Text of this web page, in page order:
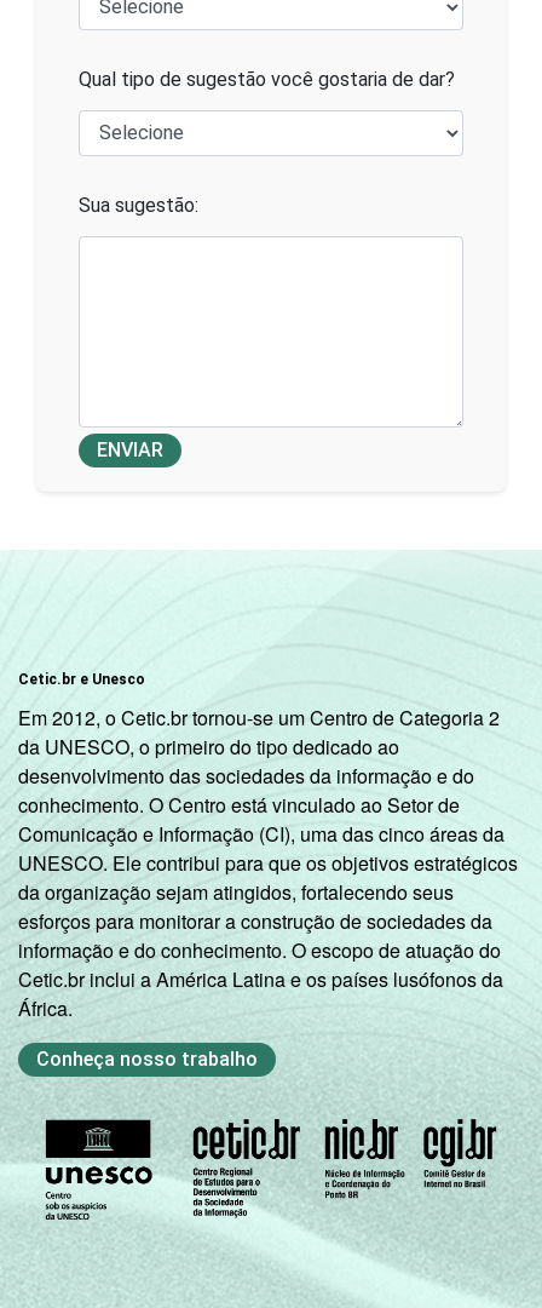
Qual tipo de sugestão você gostaria de dar?
Sua sugestão:
ENVIAR
Cetic.br e Unesco
Em 2012, o Cetic.br tornou-se um Centro de Categoria 2
da UNESCO, o primeiro do tipo dedicado ao
desenvolvimento das sociedades da informação e do
conhecimento. O Centro está vinculado ao Setor de
Comunicação e Informação (CI), uma das cinco áreas da
UNESCO. Ele contribui para que os objetivos estratégicos
da organização sejam atingidos, fortalecendo seus
esforços para monitorar a construção de sociedades da
informação e do conhecimento. O escopo de atuação do
Cetic.br inclui a América Latina e os países lusófonos da
África.
Conheça nosso trabalho